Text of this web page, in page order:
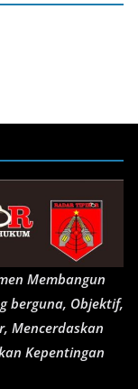
Membangun
berguna, Objektif,
Mencerdaskan
Kepentingan